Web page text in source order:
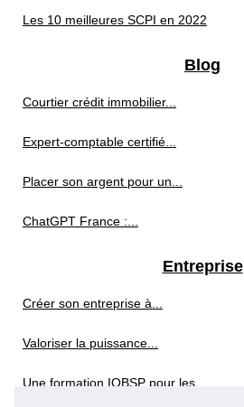
Les 10 meilleures SCPI en 2022
Blog
Courtier crédit immobilier...
Expert-comptable certifié...
Placer son argent pour un...
ChatGPT France :...
Entreprise
Créer son entreprise à...
Valoriser la puissance...
Une formation IOBSP pour les...